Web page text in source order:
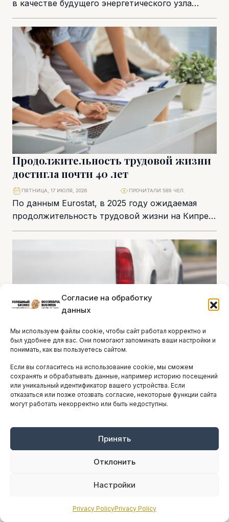
Согласие на обработку
данных
Мы используем файлы cookie, чтобы сайт работал корректно и
был удобнее для вас. Они помогают запоминать ваши настройки и
понимать, как вы пользуетесь сайтом.
Если вы согласитесь на использование cookie, мы сможем
сохранять и обрабатывать данные, например историю посещений
или уникальный идентификатор вашего устройства. Если
отказаться или позже отозвать согласие, некоторые функции сайта
могут работать некорректно или быть недоступны.
Принять
Отклонить
Настройки
Privacy PolicyPrivacy Policy
в качестве будущего энергетического узла
Восточного Средиземноморья. Если еще
несколько лет назад региональная повестка
была...
Продолжительность трудовой жизни
достигла почти 40 лет
По данным Eurostat, в 2025 году ожидаемая
продолжительность трудовой жизни на Кипре
достигла 39,5 года – это значительно выше
среднего...
ПЯТНИЦА, 17 ИЮЛЯ, 2026 ПРОЧИТАЛИ 589 ЧЕЛ.
Кипр выступил против нового
европейского углеродного сбора на
топливо
Кипр присоединился к группе из десяти стран
Евросоюза, потребовавших пересмотреть
квотами на выбросы для...